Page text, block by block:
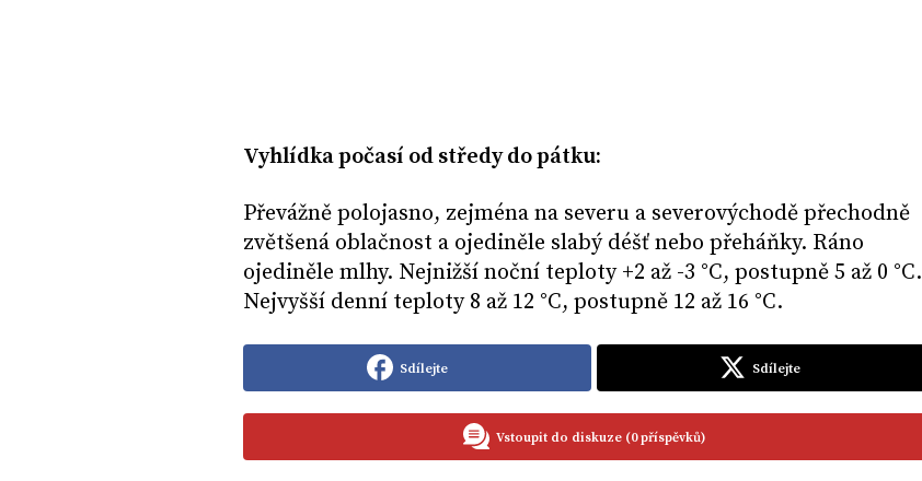
Vyhlídka počasí od středy do pátku:
Převážně polojasno, zejména na severu a severovýchodě přechodně
zvětšená oblačnost a ojediněle slabý déšť nebo přeháňky. Ráno
ojediněle mlhy. Nejnižší noční teploty +2 až -3 °C, postupně 5 až 0 °C.
Nejvyšší denní teploty 8 až 12 °C, postupně 12 až 16 °C.
Sdílejte Sdílejte
Vstoupit do diskuze (0 příspěvků)